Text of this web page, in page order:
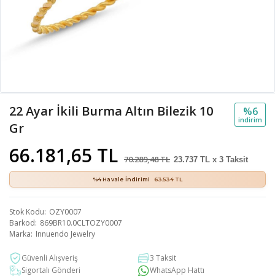
22 Ayar İkili Burma Altın Bilezik 10
Gr
66.181,65 TL 70.289,48 TL
%6
i̇ndi̇ri̇m
23.737 TL x 3 Taksit
%4 Havale İndirimi 63.534 TL
Stok Kodu OZY0007
Barkod 869BR10.0CLTOZY0007
Marka Innuendo Jewelry
Güvenli Alışveriş
3 Taksit
Sigortalı Gönderi
WhatsApp Hattı